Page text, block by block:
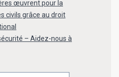
œuvrent pour la
civils grâce au droit
– Aidez-nous à